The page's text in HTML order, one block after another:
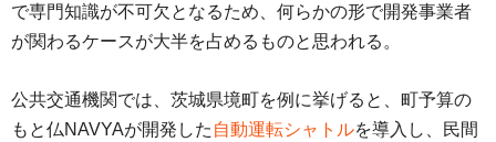
で専門知識が不可欠となるため、何らかの形で開発事業者
が関わるケースが大半を占めるものと思われる。
公共交通機関では、茨城県境町を例に挙げると、町予算の
もと仏NAVYAが開発した 自動運転シャトルを導入し、民間